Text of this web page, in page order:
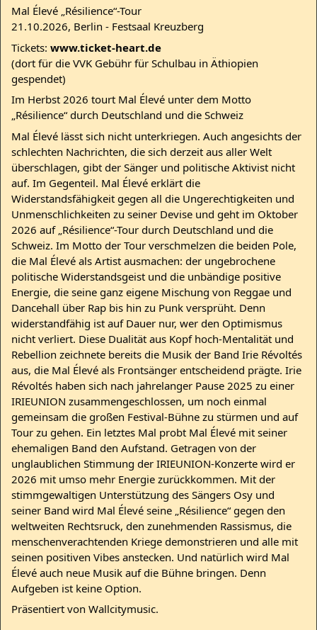
Mal Élevé „Résilience“-Tour
21.10.2026, Berlin - Festsaal Kreuzberg
Tickets: www.ticket-heart.de
(dort für die VVK Gebühr für Schulbau in Äthiopien
gespendet)
Im Herbst 2026 tourt Mal Élevé unter dem Motto
„Résilience“ durch Deutschland und die Schweiz
Mal Élevé lässt sich nicht unterkriegen. Auch angesichts der
schlechten Nachrichten, die sich derzeit aus aller Welt
überschlagen, gibt der Sänger und politische Aktivist nicht
auf. Im Gegenteil. Mal Élevé erklärt die
Widerstandsfähigkeit gegen all die Ungerechtigkeiten und
Unmenschlichkeiten zu seiner Devise und geht im Oktober
2026 auf „Résilience“-Tour durch Deutschland und die
Schweiz. Im Motto der Tour verschmelzen die beiden Pole,
die Mal Élevé als Artist ausmachen: der ungebrochene
politische Widerstandsgeist und die unbändige positive
Energie, die seine ganz eigene Mischung von Reggae und
Dancehall über Rap bis hin zu Punk versprüht. Denn
widerstandfähig ist auf Dauer nur, wer den Optimismus
nicht verliert. Diese Dualität aus Kopf hoch-Mentalität und
Rebellion zeichnete bereits die Musik der Band Irie Révoltés
aus, die Mal Élevé als Frontsänger entscheidend prägte. Irie
Révoltés haben sich nach jahrelanger Pause 2025 zu einer
IRIEUNION zusammengeschlossen, um noch einmal
gemeinsam die großen Festival-Bühne zu stürmen und auf
Tour zu gehen. Ein letztes Mal probt Mal Élevé mit seiner
ehemaligen Band den Aufstand. Getragen von der
unglaublichen Stimmung der IRIEUNION-Konzerte wird er
2026 mit umso mehr Energie zurückkommen. Mit der
stimmgewaltigen Unterstützung des Sängers Osy und
seiner Band wird Mal Élevé seine „Résilience“ gegen den
weltweiten Rechtsruck, den zunehmenden Rassismus, die
menschenverachtenden Kriege demonstrieren und alle mit
seinen positiven Vibes anstecken. Und natürlich wird Mal
Élevé auch neue Musik auf die Bühne bringen. Denn
Aufgeben ist keine Option.
Präsentiert von Wallcitymusic.